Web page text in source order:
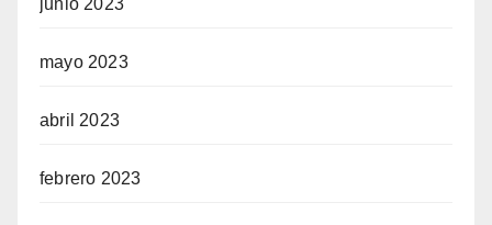
mayo 2023
abril 2023
febrero 2023